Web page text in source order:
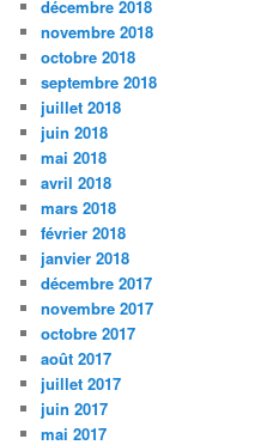
décembre 2018
novembre 2018
octobre 2018
septembre 2018
juillet 2018
juin 2018
mai 2018
avril 2018
mars 2018
février 2018
janvier 2018
décembre 2017
novembre 2017
octobre 2017
août 2017
juillet 2017
juin 2017
mai 2017